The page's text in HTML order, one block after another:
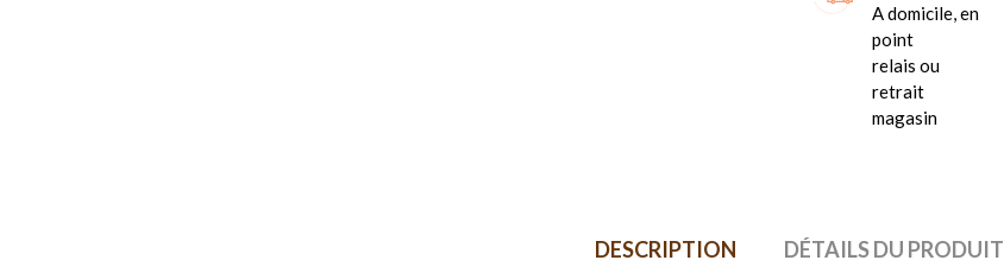
A domicile, en
point
relais ou
retrait
magasin
DESCRIPTION DÉTAILS DU PRODUIT